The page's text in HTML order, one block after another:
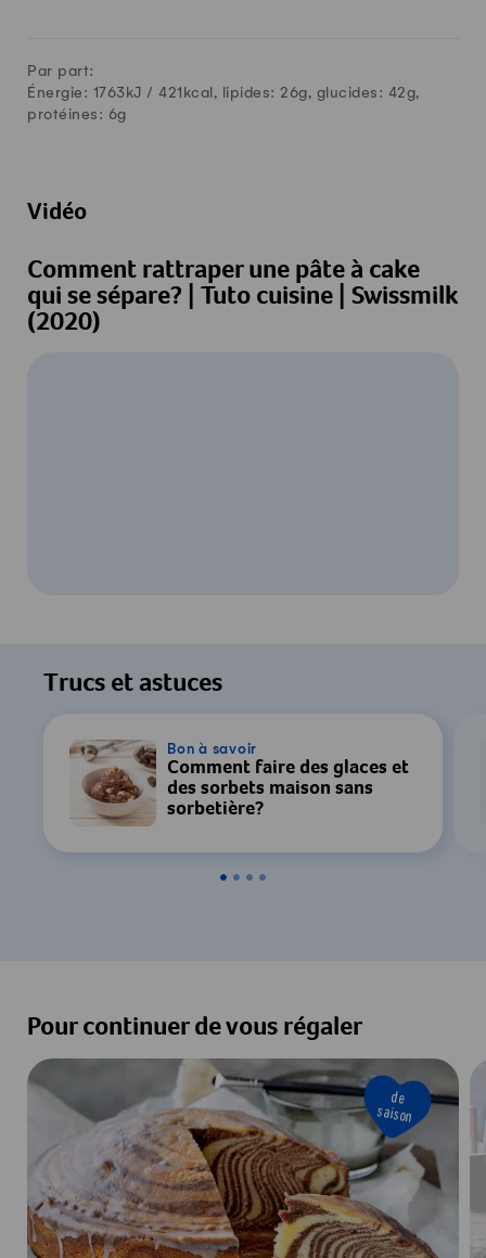
Par part:
Énergie: 1763kJ / 421 kcal, lipides: 26g, glucides: 42g,
protéines: 6g
Vidéo
Comment rattraper une pâte à cake
qui se sépare? | Tuto cuisine | Swissmilk
(2020)
consentement au traitement des données
par YouTube est requis. Pour plus de
confidentialité
Paramètres
Accepter & Afficher
Trucs et astuces
Bon à savoir
Comment faire des glaces et
des sorbets maison sans
sorbetière?
Pour continuer de vous régaler
de
saison